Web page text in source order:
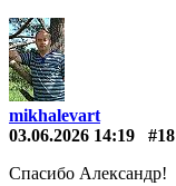
mikhalevart
03.06.2026 14:19
#18
Спасибо Александр!